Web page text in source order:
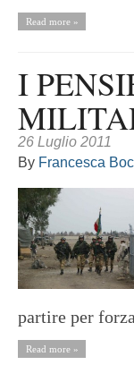
Read more »
I
26 Luglio 2011
By Francesca
partire per
Read more »